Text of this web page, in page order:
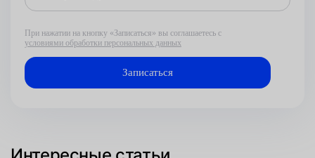
При нажатии на кнопку «Записаться» вы соглашаетесь с
условиями обработки персональных данных